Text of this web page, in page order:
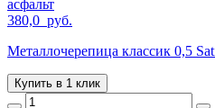
380,0 руб.
Металлочерепица классик 0,5
Купить в 1 клик